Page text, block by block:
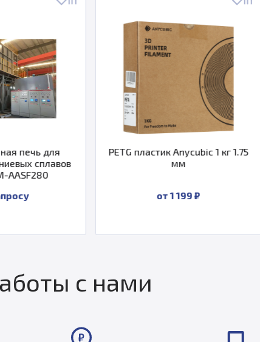
PETG пластик Anycubic 1 кг 1.75
плавки
с нами